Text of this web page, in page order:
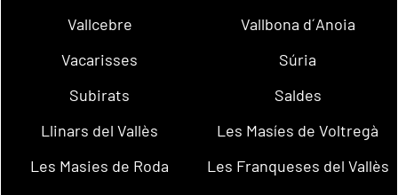
Vallcebre
Vallbona d´Anoia
Vacarisses
Súria
Subirats
Saldes
Llinars del Vallès
Les Masíes de Voltregà
Les Masies de Roda
Les Franqueses del Vallès